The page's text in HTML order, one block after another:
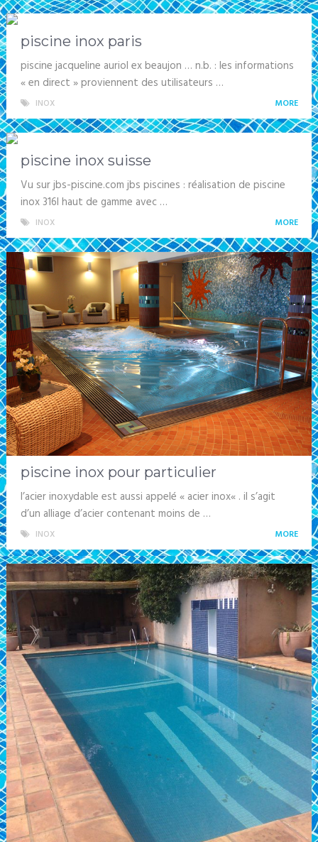
piscine inox paris
piscine jacqueline auriol ex beaujon … n.b. : les informations
« en direct » proviennent des utilisateurs …
INOX MORE
piscine inox suisse
Vu sur jbs-piscine.com jbs piscines : réalisation de piscine
inox 316l haut de gamme avec …
INOX MORE
piscine inox pour particulier
l’acier inoxydable est aussi appelé « acier inox« . il s’agit
d’un alliage d’acier contenant moins de …
INOX MORE